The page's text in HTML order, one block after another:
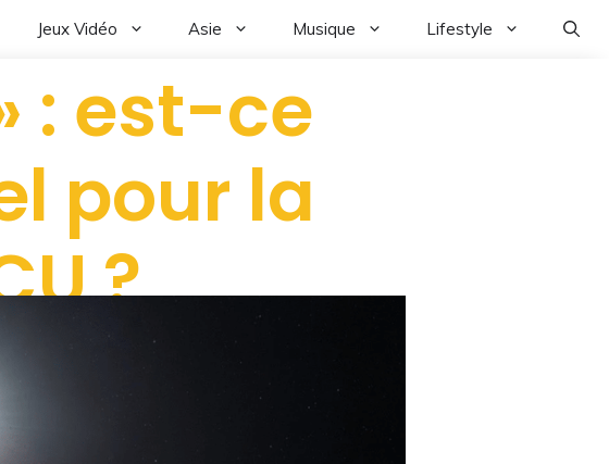
Jeux Vidéo Asie Musique Lifestyle
: est-ce
pour la
?